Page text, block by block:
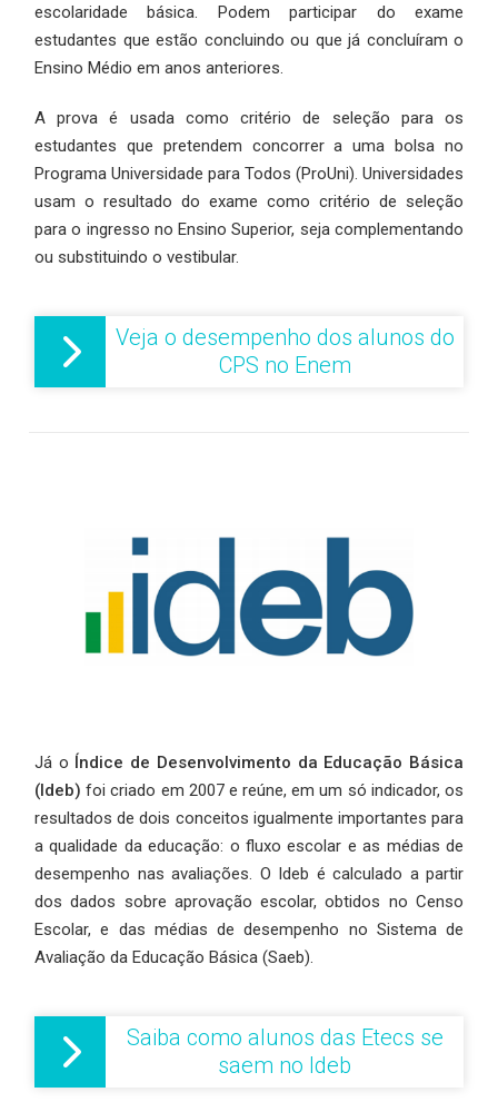
escolaridade básica. Podem participar do exame
estudantes que estão concluindo ou que já concluíram o
Ensino Médio em anos anteriores.
A prova é usada como critério de seleção para os
estudantes que pretendem concorrer a uma bolsa no
Programa Universidade para Todos (ProUni). Universidades
usam o resultado do exame como critério de seleção
para o ingresso no Ensino Superior, seja complementando
ou substituindo o vestibular.
Veja o desempenho dos alunos do
CPS no Enem
Já o Índice de Desenvolvimento da Educação Básica
(Ideb) foi criado em 2007 e reúne, em um só indicador, os
resultados de dois conceitos igualmente importantes para
a qualidade da educação: o fluxo escolar e as médias de
desempenho nas avaliações. O Ideb é calculado a partir
dos dados sobre aprovação escolar, obtidos no Censo
Escolar, e das médias de desempenho no Sistema de
Avaliação da Educação Básica (Saeb).
Saiba como alunos das Etecs se
saem no Ideb